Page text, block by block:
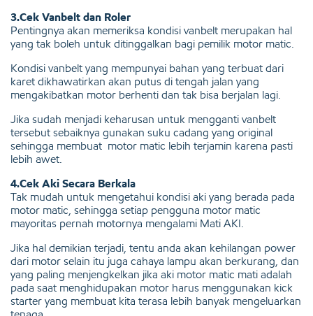
3.Cek Vanbelt dan Roler
Pentingnya akan memeriksa kondisi vanbelt merupakan hal
yang tak boleh untuk ditinggalkan bagi pemilik motor matic.
Kondisi vanbelt yang mempunyai bahan yang terbuat dari
karet dikhawatirkan akan putus di tengah jalan yang
mengakibatkan motor berhenti dan tak bisa berjalan lagi.
Jika sudah menjadi keharusan untuk mengganti vanbelt
tersebut sebaiknya gunakan suku cadang yang original
sehingga membuat motor matic lebih terjamin karena pasti
lebih awet.
4.Cek Aki Secara Berkala
Tak mudah untuk mengetahui kondisi aki yang berada pada
motor matic, sehingga setiap pengguna motor matic
mayoritas pernah motornya mengalami Mati AKI.
Jika hal demikian terjadi, tentu anda akan kehilangan power
dari motor selain itu juga cahaya lampu akan berkurang, dan
yang paling menjengkelkan jika aki motor matic mati adalah
pada saat menghidupakan motor harus menggunakan kick
starter yang membuat kita terasa lebih banyak mengeluarkan